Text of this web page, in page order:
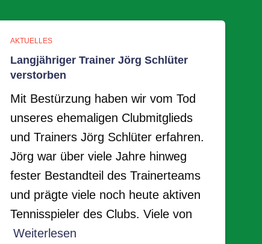
AKTUELLES
Langjähriger Trainer Jörg Schlüter
verstorben
Mit Bestürzung haben wir vom Tod
unseres ehemaligen Clubmitglieds
und Trainers Jörg Schlüter erfahren.
Jörg war über viele Jahre hinweg
fester Bestandteil des Trainerteams
und prägte viele noch heute aktiven
Tennisspieler des Clubs. Viele von
Weiterlesen